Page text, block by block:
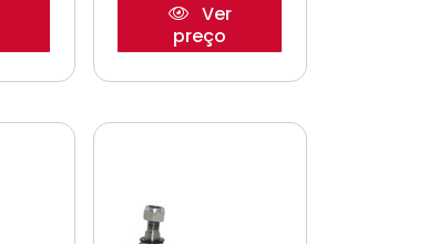
Ver
preço